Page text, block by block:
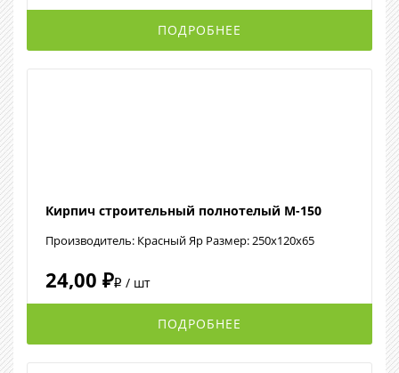
ПОДРОБНЕЕ
Кирпич строительный полнотелый М-150
Производитель: Красный Яр Размер: 250x120x65
24,00 ₽i / шт
ПОДРОБНЕЕ